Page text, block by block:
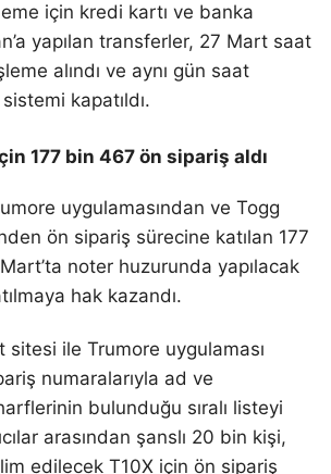
için kredi kartı ve banka
yapılan transferler, 27 Mart saat
alındı ve aynı gün saat
kapatıldı.
177 bin 467 ön sipariş aldı
uygulamasından ve Togg
ön sipariş sürecine katılan 177
noter huzurunda yapılacak
hak kazandı.
sitesi ile Trumore uygulaması
numaralarıyla ad ve
bulunduğu sıralı listeyi
arasından şanslı 20 bin kişi,
edilecek T10X için ön sipariş